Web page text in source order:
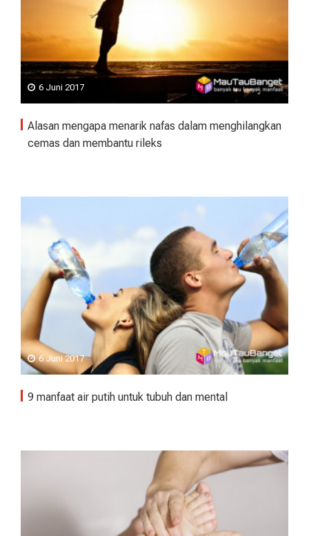
6 Juni 2017
Alasan mengapa menarik nafas dalam menghilangkan
cemas dan membantu rileks
6 Juni 2017
9 manfaat air putih untuk tubuh dan mental